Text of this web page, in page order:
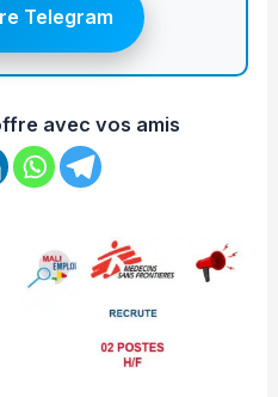
Telegram
avec vos amis